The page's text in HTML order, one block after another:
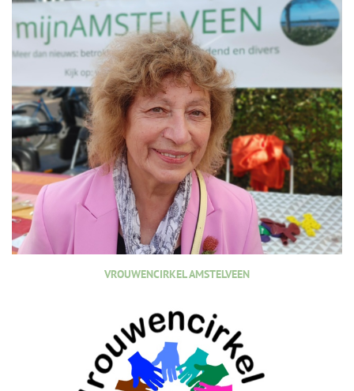
VROUWENCIRKEL AMSTELVEEN